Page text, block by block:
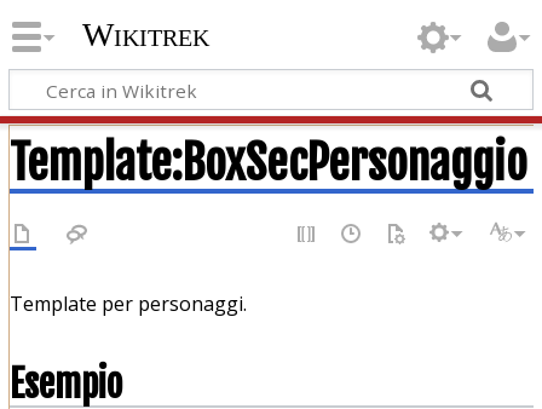
Wikitrek
Template:BoxSecPersonaggio
Template per personaggi.
Esempio